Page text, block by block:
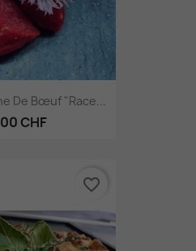
De Bœuf "Race...
CHF
favorite_border